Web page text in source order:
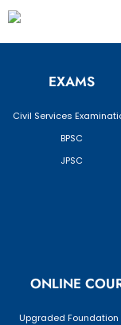
EXAMS
Civil Services
BPSC
JPSC
ONLINE
Upgraded Foundation